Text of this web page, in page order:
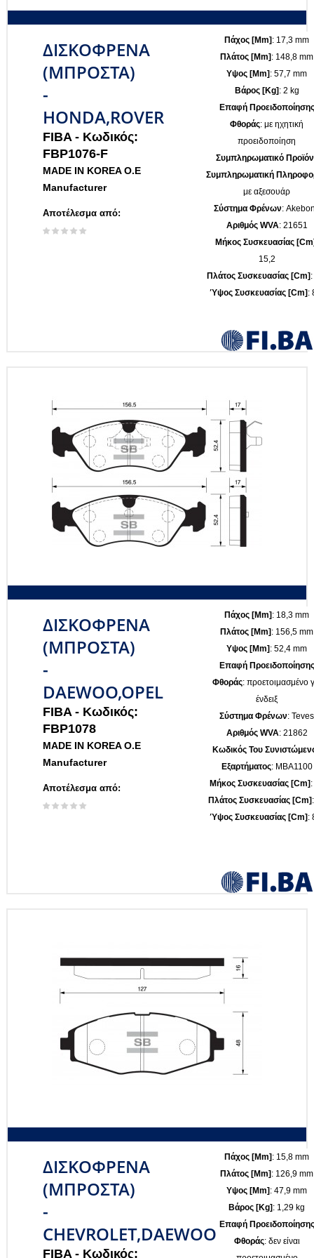
ΔΙΣΚΟΦΡΕΝΑ
(ΜΠΡΟΣΤΑ)
-
HONDA,ROVER
FIBA - Κωδικός:
FBP1076-F
MADE IN KOREA O.E
Manufacturer
Αποτέλεσμα από:
Πάχος [mm]: 17,3 mm
Πλάτος [mm]: 148,8 mm
Υψος [mm]: 57,7 mm
Βάρος [kg]: 2 kg
Επαφή Προειδοποίησης
Φθοράς: με ηχητική
προειδοποίηση
Συμπληρωματικό
Συμπληρωματική
με αξεσουάρ
Σύστημα Φρένων:
Αριθμός WVA: 21651
Μήκος Συσκευασίας
15,2
Πλάτος Συσκευασίας [cm]
Ύψος Συσκευασίας [cm]:
ΔΙΣΚΟΦΡΕΝΑ
(ΜΠΡΟΣΤΑ)
-
DAEWOO,OPEL
FIBA - Κωδικός:
FBP1078
MADE IN KOREA O.E
Manufacturer
Αποτέλεσμα από:
Πάχος [mm] : 18,3 mm
Πλάτος [mm] : 156,5 mm
Υψος [mm] : 52,4 mm
Επαφή Προειδοποίησης
Φθοράς: προετοιμασμένο
ένδειξ
Σύστημα Φρένων: Teves
Αριθμός WVA: 21862
Κωδικός Του
Εξαρτήματος: MBA1100
Μήκος Συσκευασίας [cm]
Πλάτος Συσκευασίας [cm]
Ύψος Συσκευασίας [cm] :
ΔΙΣΚΟΦΡΕΝΑ
(ΜΠΡΟΣΤΑ)
-
CHEVROLET,DAEWOO
FIBA - Κωδικός:
Πάχος [mm]: 15,8 mm
Πλάτος [mm]: 126,9 mm
Υψος [mm]: 47,9 mm
Βάρος [kg]: 1,29 kg
Επαφή Προειδοποίησης
Φθοράς: δεν είναι